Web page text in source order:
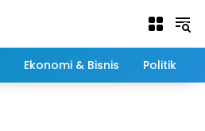
Ekonomi & Bisnis Politik